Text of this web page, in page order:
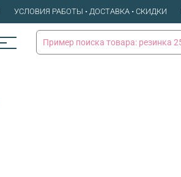
УСЛОВИЯ РАБОТЫ • ДОСТАВКА • СКИДКИ